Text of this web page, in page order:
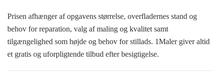
Prisen afhænger af opgavens størrelse, overfladernes stand og
behov for reparation, valg af maling og kvalitet samt
tilgængelighed som højde og behov for stillads. 1Maler giver altid
et gratis og uforpligtende tilbud efter besigtigelse.